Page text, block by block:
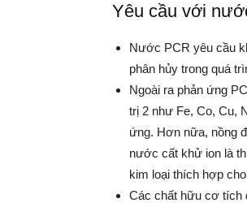
Yêu cầu với
Nước PCR yêu cầu
phân hủy trong quá
Ngoài ra phản ứng
trị 2 như Fe, Co, Cu,
ứng. Hơn nữa, nồng
nước cất khử ion là
kim loại thích hợp
Các chất hữu cơ tích